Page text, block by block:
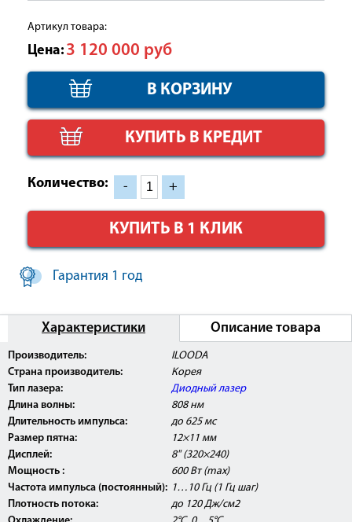
Артикул товара:
Цена: 3 120 000 руб
КУПИТЬ В КРЕДИТ
Количество: - +
КУПИТЬ В 1 КЛИК
Гарантия 1 год
Характеристики Описание товара
Производитель:
ILOODA
Страна производитель:
Корея
Тип лазера:
Диодный лазер
Длина волны:
808 нм
Длительность импульса:
до 625 мс
Размер пятна:
12×11 мм
Дисплей:
8" (320×240)
Мощность :
600 Вт (max)
Частота импульса (постоянный): 1…10 Гц (1 Гц шаг)
Плотность потока:
до 120 Дж/см2
Внимание: Диодный лазер для эпиляции VIKINI
прошел клинические испытания, имеет
Регистрационное Удостоверение Росздравнадзора
РФ, а также сертификат соответствия РОСТ.